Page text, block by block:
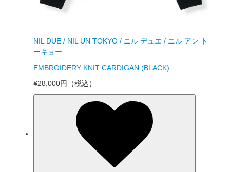
NIL DUE / NIL UN TOKYO / ニル デュエ / ニル アン ト
ーキョー
EMBROIDERY KNIT CARDIGAN (BLACK)
¥28,000円
（税込）